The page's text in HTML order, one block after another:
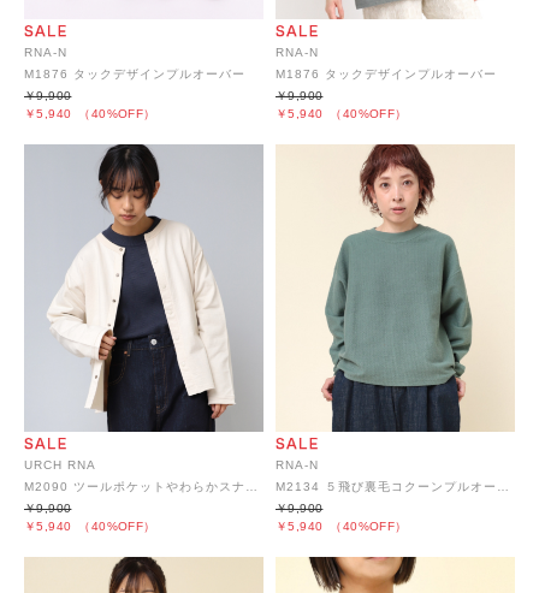
RNA-N
M1876 タックデザインプルオーバー
￥5,940 （40%OFF）
￥9,900
RNA-N
M1876 タックデザインプルオーバー
￥5,940 （40%OFF）
￥9,900
URCH RNA
￥5,940 （40%OFF）
￥9,900
RNA-N
￥5,940 （40%OFF）
￥9,900